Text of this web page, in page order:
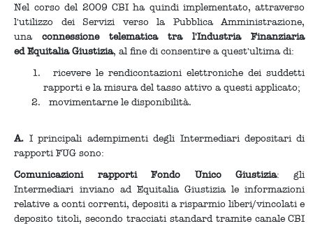
Nel corso del 2009 CBI ha quindi implementato, attraverso
l'utilizzo dei Servizi verso la Pubblica Amministrazione,
unaconnessione telematica tra l'Industria Finanziaria
ed Equitalia Giustizia, al fine di consentire a quest'ultima di:
ricevere le rendicontazioni elettroniche dei suddetti
rapporti e la misura del tasso attivo a questi applicato;
movimentarne le disponibilità.
A. I principali adempimenti degli Intermediari depositari di
rapporti FUG sono:
Comunicazioni rapporti Fondo Unico Giustizia: gli
Intermediari inviano ad Equitalia Giustizia le informazioni
relative a conti correnti, depositi a risparmio liberi/vincolati e
deposito titoli, secondo tracciati standard tramite canale CBI